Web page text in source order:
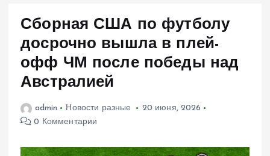
Сборная США по футболу
досрочно вышла в плей-
офф ЧМ после победы над
Австралией
admin Новости разные
20 июня, 2026
0 Комментарии